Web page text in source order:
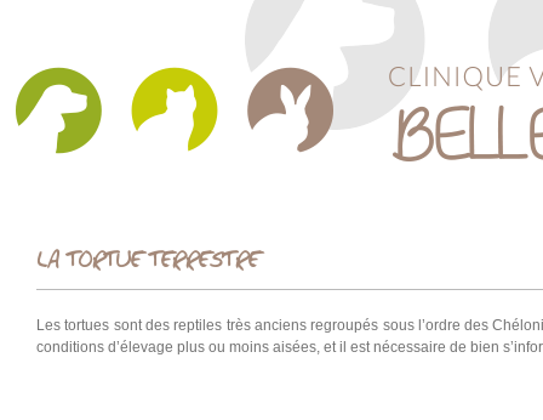
LA TORTUE TERRESTRE
Les tortues sont des reptiles très anciens regroupés sous l’ordre des
conditions d’élevage plus ou moins aisées, et il est nécessaire de bien